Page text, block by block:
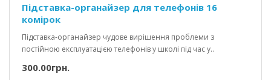
Підставка-органайзер для телефонів 16
комірок
Підставка-органайзер чудове вирішення проблеми з
постійною експлуатацією телефонів у школі під час у..
300.00грн.